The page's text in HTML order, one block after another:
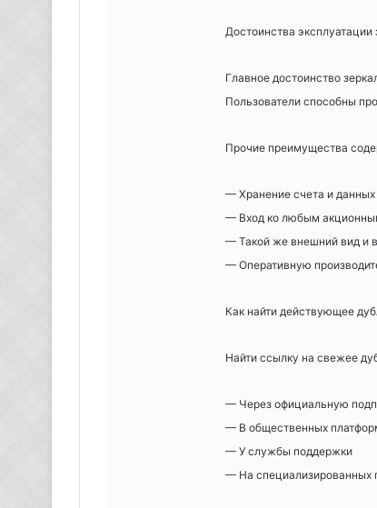
Достоинства эксплуатации
Главное достоинство
Пользователи способны
Прочие преимущества
— Хранение счета и данных
— Вход ко любым
— Такой же внешний вид и
— Оперативную
Как найти действующее
Найти ссылку на свежее
— Через официальную
— В общественных
— У службы поддержки
— На специализированных